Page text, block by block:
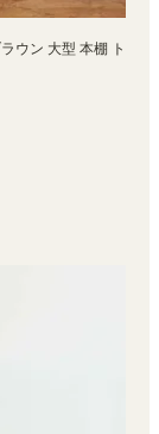
ウン 大型 本棚 ト